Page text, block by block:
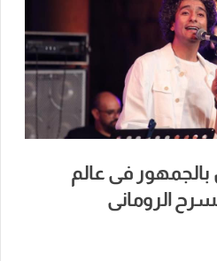
فى عالم
الرومانى